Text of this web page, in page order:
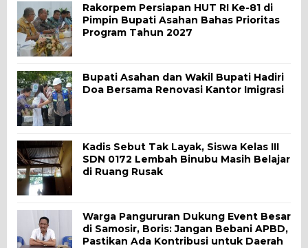
Rakorpem Persiapan HUT RI Ke-81 di
Pimpin Bupati Asahan Bahas Prioritas
Program Tahun 2027
Bupati Asahan dan Wakil Bupati Hadiri
Doa Bersama Renovasi Kantor Imigrasi
Kadis Sebut Tak Layak, Siswa Kelas III
SDN 0172 Lembah Binubu Masih Belajar
di Ruang Rusak
Warga Pangururan Dukung Event Besar
di Samosir, Boris: Jangan Bebani APBD,
Pastikan Ada Kontribusi untuk Daerah